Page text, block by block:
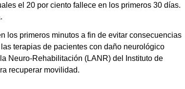
el 20 por ciento fallece en los primeros 30 días.
los primeros minutos a fin de evitar consecuencias
terapias de pacientes con daño neurológico
Neuro-Rehabilitación (LANR) del Instituto de
recuperar movilidad.